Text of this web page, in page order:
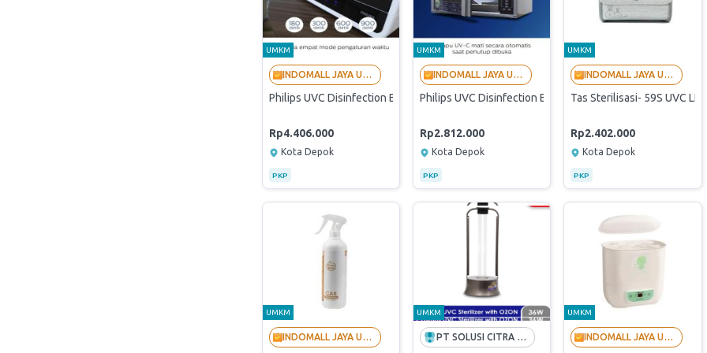
UMKM
INDOMALL JAYA UTAMA - LANGGANAN BUMN
Philips UVC Disinfection Box 48Liter (Originally Verified Store By PaDi UMKM)
Rp4.406.000
Kota Depok
PKP
UMKM
INDOMALL JAYA UTAMA - LANGGANAN BUMN
Philips UVC Disinfection Box 30Liter (Originally Verified
Rp2.812.000
Kota Depok
PKP
UMKM
INDOMALL JAYA UTAMA - LANGGANAN BUMN
Tas Sterilisasi- 59S UVC
Rp2.402.000
Kota Depok
PKP
UMKM
INDOMALL JAYA UTAMA - LANGGANAN BUMN
UMKM
PT SOLUSI CITRA OPPORTUNITY -FREE ONGKIR INDONESIA
UMKM
INDOMALL JAYA UTAMA - LANGGANAN BUMN